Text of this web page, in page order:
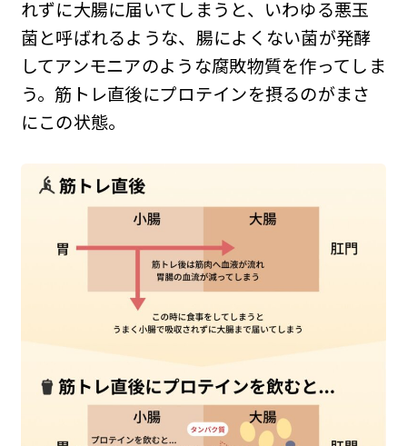
れずに大腸に届いてしまうと、いわゆる悪玉
菌と呼ばれるような、腸によくない菌が発酵
してアンモニアのような腐敗物質を作ってしま
う。筋トレ直後にプロテインを摂るのがまさ
にこの状態。